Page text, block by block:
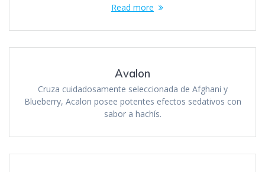
Read more
Avalon
Cruza cuidadosamente seleccionada de Afghani y
Blueberry, Acalon posee potentes efectos sedativos con
sabor a hachís.